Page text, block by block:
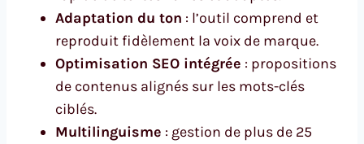
Adaptation du ton : l’outil comprend et
reproduit fidèlement la voix de marque.
Optimisation SEO intégrée : propositions
de contenus alignés sur les mots-clés
ciblés.
Multilinguisme : gestion de plus de 25